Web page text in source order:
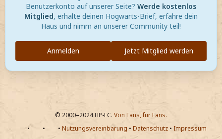
Benutzerkonto auf unserer Seite? Werde kostenlos
Mitglied, erhalte deinen Hogwarts-Brief, erfahre dein
Haus und nimm an unserer Community teil!
Jetzt Mitglied werden
Anmelden
© 2000–2024 HP-FC. Von Fans, für Fans.
•
• • Nutzungsvereinbarung • Datenschutz• Impressum